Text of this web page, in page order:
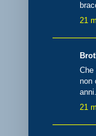
21
Che
non
anni.
21